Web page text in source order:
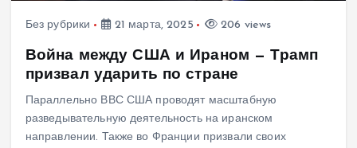
Без рубрики 21 марта, 2025 206 views
Война между США и Ираном — Трамп
призвал ударить по стране
Параллельно ВВС США проводят масштабную
разведывательную деятельность на иранском
направлении. Также во Франции призвали своих